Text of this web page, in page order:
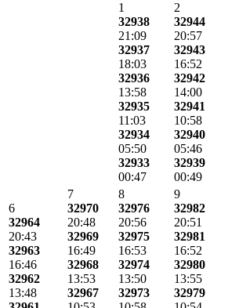
1
32938
21:09
32937
18:03
32936
13:58
32935
11:03
32934
05:50
32933
00:47
2
32944
20:57
32943
16:52
32942
14:00
32941
10:58
32940
05:46
32939
00:49
6
32964
20:43
32963
16:46
32962
13:48
7
32970
20:48
32969
16:49
32968
13:53
32967
8
32976
20:56
32975
16:53
32974
13:50
32973
9
32982
20:51
32981
16:52
32980
13:55
32979